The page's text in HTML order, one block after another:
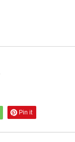
Pin it